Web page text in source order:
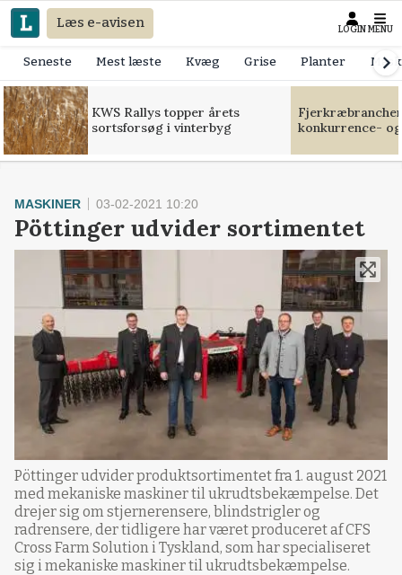
Læs e-avisen LOGIN MENU
Seneste Mest læste Kvæg Grise Planter
KWS Rallys topper årets
sortsforsøg i vinterbyg
konkurrence-
MASKINER 03-02-2021 10:20
Pöttinger udvider sortimentet
Pöttinger udvider produktsortimentet fra 1. august 2021
med mekaniske maskiner til ukrudtsbekæmpelse. Det
drejer sig om stjernerensere, blindstrigler og
radrensere, der tidligere har været produceret af CFS
Cross Farm Solution i Tyskland, som har specialiseret
sig i mekaniske maskiner til ukrudtsbekæmpelse.